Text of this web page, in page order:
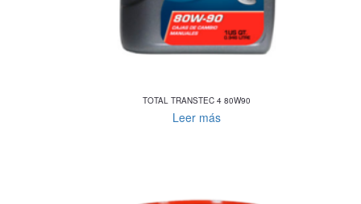
TOTAL TRANSTEC 4 80W90
Leer más